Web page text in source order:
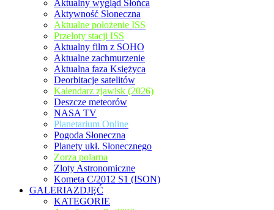
Aktualny wygląd Słońca
Aktywność Słoneczna
Aktualne położenie ISS
Przeloty stacji ISS
Aktualny film z SOHO
Aktualne zachmurzenie
Aktualna faza Księżyca
Deorbitacje satelitów
Kalendarz zjawisk (2026)
Deszcze meteorów
NASA TV
Planetarium Online
Pogoda Słoneczna
Planety ukł. Słonecznego
Zorza polarna
Zloty Astronomiczne
Kometa C/2012 S1 (ISON)
GALERIAZDJĘĆ
KATEGORIE